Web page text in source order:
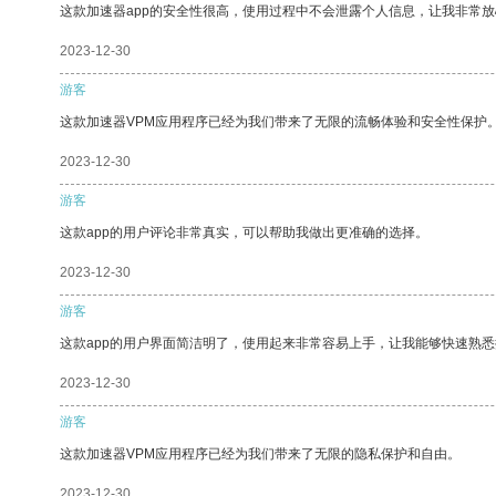
这款加速器app的安全性很高，使用过程中不会泄露个人信息，让我非常放
2023-12-30
游客
这款加速器VPM应用程序已经为我们带来了无限的流畅体验和安全性保护。
2023-12-30
游客
这款app的用户评论非常真实，可以帮助我做出更准确的选择。
2023-12-30
游客
这款app的用户界面简洁明了，使用起来非常容易上手，让我能够快速熟悉
2023-12-30
游客
这款加速器VPM应用程序已经为我们带来了无限的隐私保护和自由。